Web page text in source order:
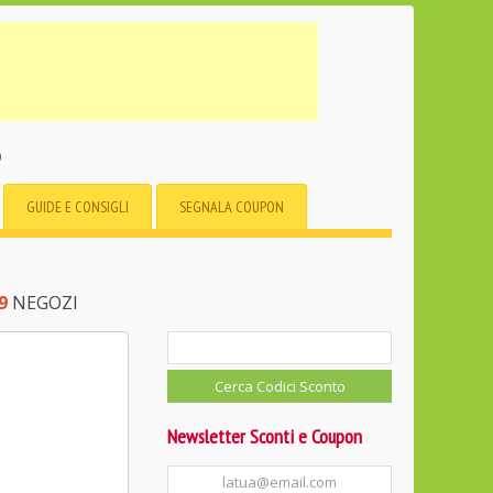
GUIDE E CONSIGLI SEGNALA COUPON
NEGOZI
Newsletter Sconti e Coupon